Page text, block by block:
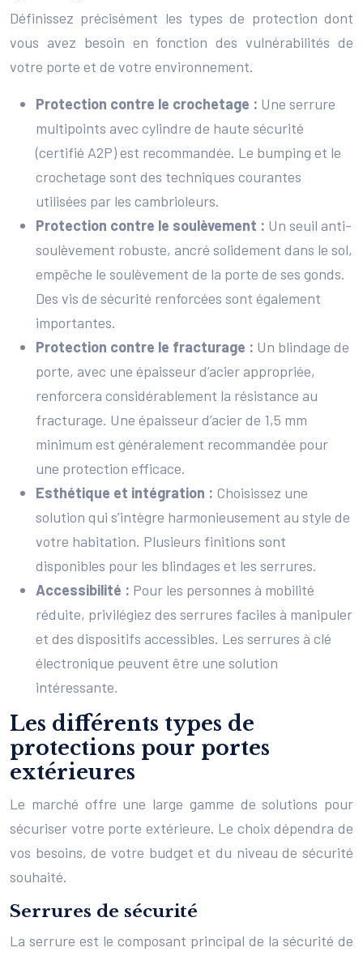
Définissez précisément les types de protection dont
vous avez besoin en fonction des vulnérabilités de
votre porte et de votre environnement.
Protection contre le crochetage : Une serrure
multipoints avec cylindre de haute sécurité
(certifié A2P) est recommandée. Le bumping et le
crochetage sont des techniques courantes
utilisées par les cambrioleurs.
Protection contre le soulèvement : Un seuil anti-
soulèvement robuste, ancré solidement dans le sol,
empêche le soulèvement de la porte de ses gonds.
Des vis de sécurité renforcées sont également
importantes.
Protection contre le fracturage : Un blindage de
porte, avec une épaisseur d’acier appropriée,
renforcera considérablement la résistance au
fracturage. Une épaisseur d’acier de 1,5 mm
minimum est généralement recommandée pour
une protection efficace.
Esthétique et intégration : Choisissez une
solution qui s’intègre harmonieusement au style de
votre habitation. Plusieurs finitions sont
disponibles pour les blindages et les serrures.
Accessibilité : Pour les personnes à mobilité
réduite, privilégiez des serrures faciles à manipuler
et des dispositifs accessibles. Les serrures à clé
électronique peuvent être une solution
intéressante.
Les différents types de
protections pour portes
extérieures
Le marché offre une large gamme de solutions pour
sécuriser votre porte extérieure. Le choix dépendra de
vos besoins, de votre budget et du niveau de sécurité
souhaité.
Serrures de sécurité
La serrure est le composant principal de la sécurité de